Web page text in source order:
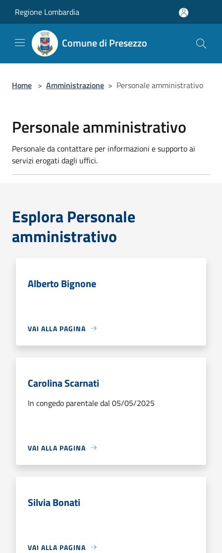
Regione Lombardia
Comune di Presezzo
Home > Amministrazione > Personale amministrativo
Personale amministrativo
Personale da contattare per informazioni e supporto ai
servizi erogati dagli uffici.
Esplora Personale
amministrativo
Alberto Bignone
VAI ALLA PAGINA
Carolina Scarnati
In congedo parentale dal 05/05/2025
VAI ALLA PAGINA
Silvia Bonati
VAI ALLA PAGINA